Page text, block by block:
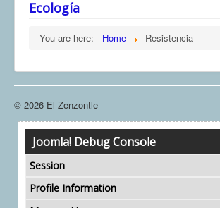
Ecología
You are here: Home Resistencia
© 2026 El Zenzontle
Joomla! Debug Console
Session
Profile Information